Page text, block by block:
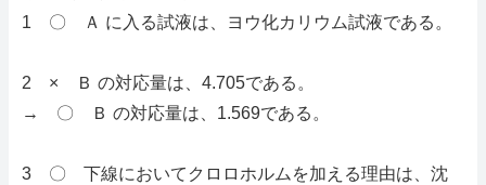
1 〇 Ａ に入る試液は、ヨウ化カリウム試液である。
2 × Ｂ の対応量は、4.705である。
→ 〇 Ｂ の対応量は、1.569である。
3 〇 下線においてクロロホルムを加える理由は、沈